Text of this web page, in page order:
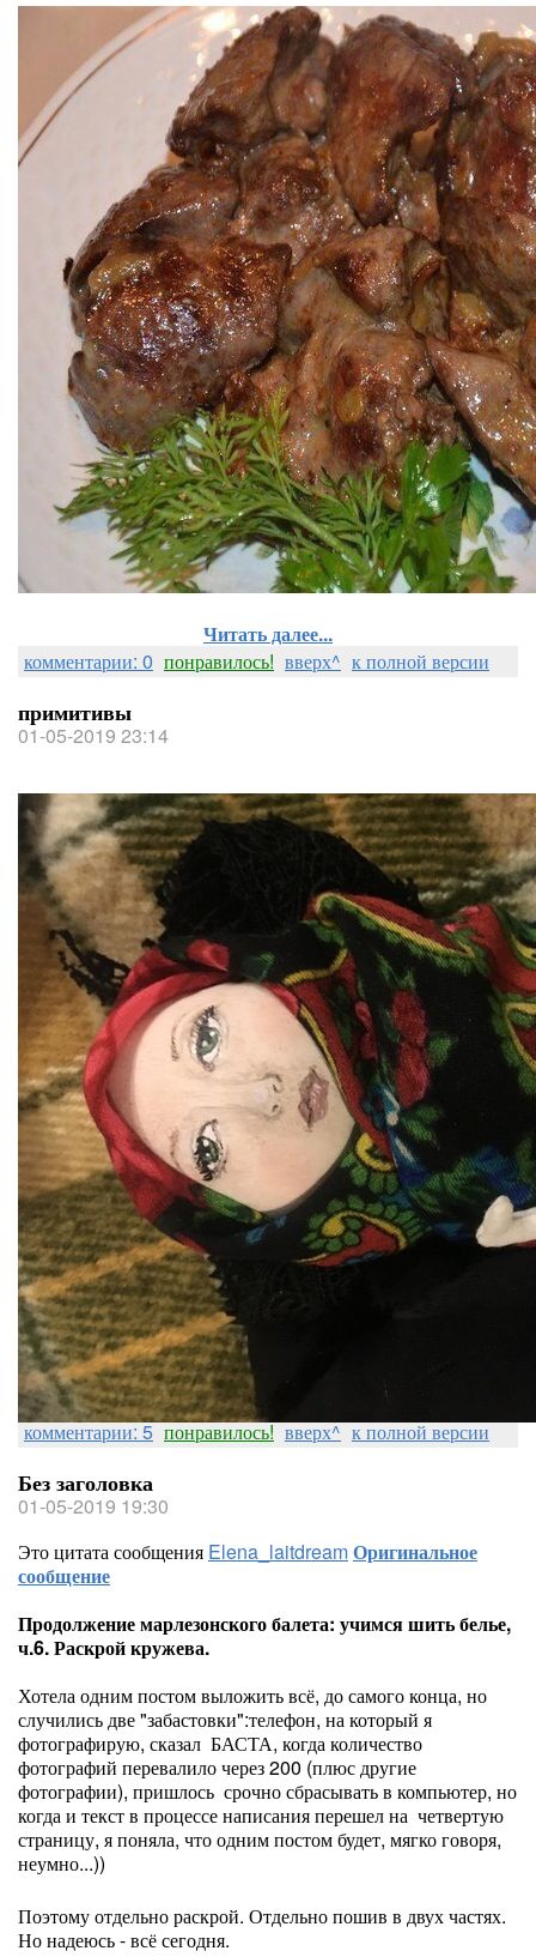
Читать далее...
комментарии: 0 понравилось! вверх^ к полной версии
примитивы
01-05-2019 23:14
комментарии: 5 понравилось! вверх^ к полной версии
Без заголовка
01-05-2019 19:30
Это цитата сообщения Elena_laitdreamОригинальное
сообщение
Продолжение марлезонского балета: учимся шить белье,
ч.6. Раскрой кружева.
Хотела одним постом выложить всё, до самого конца, но
случились две "забастовки":телефон, на который я
фотографирую, сказал БАСТА, когда количество
фотографий перевалило через 200 (плюс другие
фотографии), пришлось срочно сбрасывать в компьютер, но
когда и текст в процессе написания перешел на четвертую
страницу, я поняла, что одним постом будет, мягко говоря,
неумно...))
Поэтому отдельно раскрой. Отдельно пошив в двух частях.
Но надеюсь - всё сегодня.